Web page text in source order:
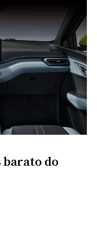
do